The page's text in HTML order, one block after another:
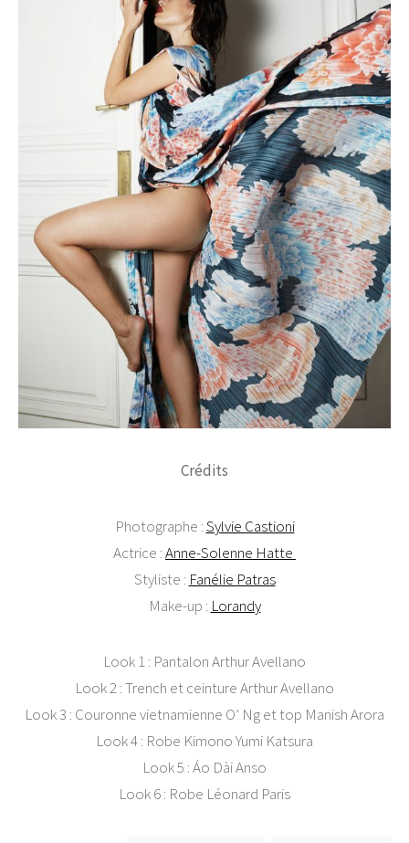
Crédits
Photographe :Sylvie Castioni
Actrice :Anne-Solenne Hatte
Styliste : Fanélie Patras
Make-up : Lorandy
Look 1 : Pantalon Arthur Avellano
Look 2 : Trench et ceinture Arthur Avellano
Look 3 : Couronne vietnamienne O’ Ng et top Manish Arora
Look 4 : Robe Kimono Yumi Katsura
Look 5 : Áo Dài Anso
Look 6 : Robe Léonard Paris